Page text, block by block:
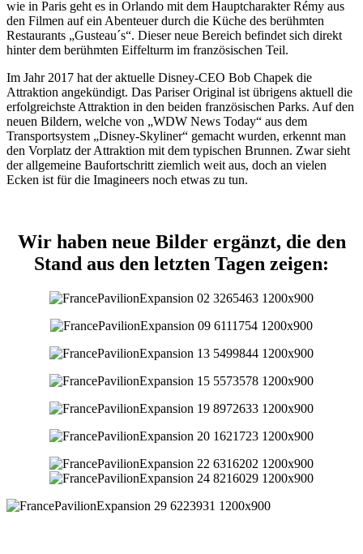
wie in Paris geht es in Orlando mit dem Hauptcharakter Rémy aus
den Filmen auf ein Abenteuer durch die Küche des berühmten
Restaurants „Gusteau´s“. Dieser neue Bereich befindet sich direkt
hinter dem berühmten Eiffelturm im französischen Teil.
Im Jahr 2017 hat der aktuelle Disney-CEO Bob Chapek die
Attraktion angekündigt. Das Pariser Original ist übrigens aktuell die
erfolgreichste Attraktion in den beiden französischen Parks. Auf den
neuen Bildern, welche von „WDW News Today“ aus dem
Transportsystem „Disney-Skyliner“ gemacht wurden, erkennt man
den Vorplatz der Attraktion mit dem typischen Brunnen. Zwar sieht
der allgemeine Baufortschritt ziemlich weit aus, doch an vielen
Ecken ist für die Imagineers noch etwas zu tun.
Wir haben neue Bilder ergänzt, die den
Stand aus den letzten Tagen zeigen: